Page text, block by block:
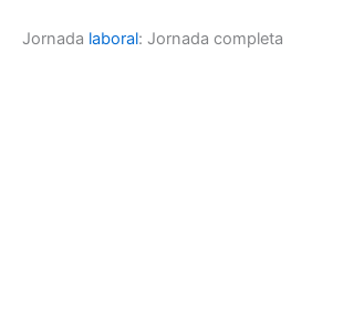
Jornada laboral: Jornada completa